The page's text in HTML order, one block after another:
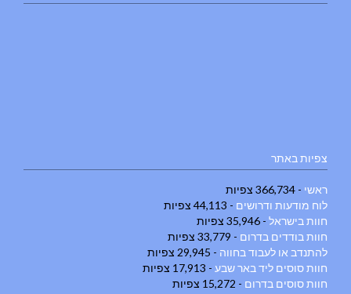
צפיות באתר
ראשי - 366,734 צפיות
לוח מודעות ודרושים - 44,113 צפיות
חוות בישראל - 35,946 צפיות
חוות בודדים בדרום - 33,779 צפיות
להתנדב או לעבוד בחווה - 29,945 צפיות
חוות סוסים ליד באר שבע - 17,913 צפיות
חוות סוסים בדרום - 15,272 צפיות